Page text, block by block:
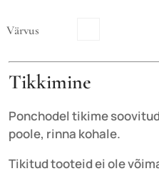
Värvus
Tikkimine
Ponchodel tikime
poole, rinna kohale.
Tikitud tooteid ei ole